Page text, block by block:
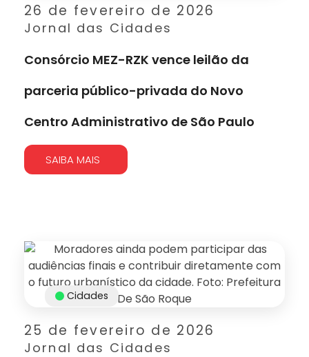
26 de fevereiro de 2026
Jornal das Cidades
Consórcio MEZ-RZK vence leilão da
parceria público-privada do Novo
Centro Administrativo de São Paulo
SAIBA MAIS
25 de fevereiro de 2026
Jornal das Cidades
Cidades